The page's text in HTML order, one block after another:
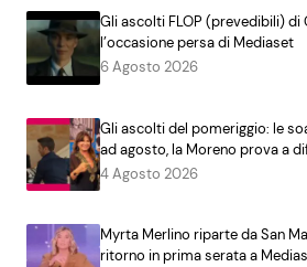
Gli ascolti FLOP (prevedibili) di
l’occasione persa di Mediaset
6 Agosto 2026
Gli ascolti del pomeriggio: le
ad agosto, la Moreno prova a
4 Agosto 2026
Myrta Merlino riparte da San
ritorno in prima serata a